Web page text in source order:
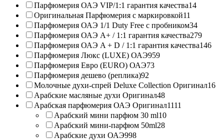
Парфюмерия ОАЭ VIP/1:1 гарантия качества14
Оригинальная Парфюмерия с маркировкой11
Парфюмерия ОАЭ 1/1 Duty Free с пробником34
Парфюмерия ОАЭ A+ / 1:1 гарантия качества279
Парфюмерия ОАЭ A + D / 1:1 гарантия качества146
Парфюмерия Люкс (LUXE) ОАЭ959
Парфюмерия Евро (EURO) ОАЭ73
Парфюмерия дешево (реплика)92
Молочные духи-спрей Deluxe Collection Оригинал16
Арабские масляные духи Оригинал48
Арабская парфюмерия ОАЭ Оригинал1111
Арабский мини парфюм 30 ml10
Арабский мини-парфюм 50ml28
Арабские духи ОАЭ998